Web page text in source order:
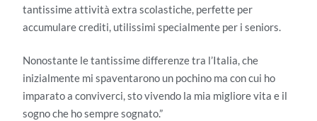
tantissime attività extra scolastiche, perfette per
accumulare crediti, utilissimi specialmente per i seniors.
Nonostante le tantissime differenze tra l’Italia, che
inizialmente mi spaventarono un pochino ma con cui ho
imparato a conviverci, sto vivendo la mia migliore vita e il
sogno che ho sempre sognato.”